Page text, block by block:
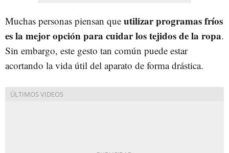
Muchas personas piensan que utilizar programas fríos
es la mejor opción para cuidar los tejidos de la ropa.
Sin embargo, este gesto tan común puede estar
acortando la vida útil del aparato de forma drástica.